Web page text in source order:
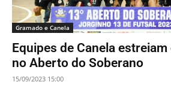
Gramado e Canela
Equipes de Canela
no Aberto do Soberano
15/09/2023 15:00